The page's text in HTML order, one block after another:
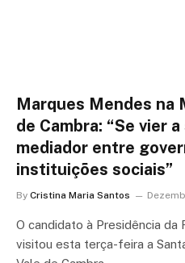
Marques Mendes na
de Cambra: “Se vier
mediador entre
instituições sociais”
By Cristina Maria Santos
O candidato à Presidência da
visitou esta terça-feira a